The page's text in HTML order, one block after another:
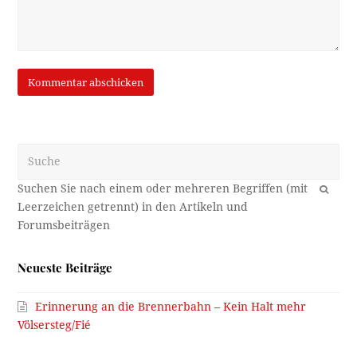
OK
Neueste Beiträge
Erinnerung an die Brennerbahn – Kein Halt mehr
Völsersteg/Fié